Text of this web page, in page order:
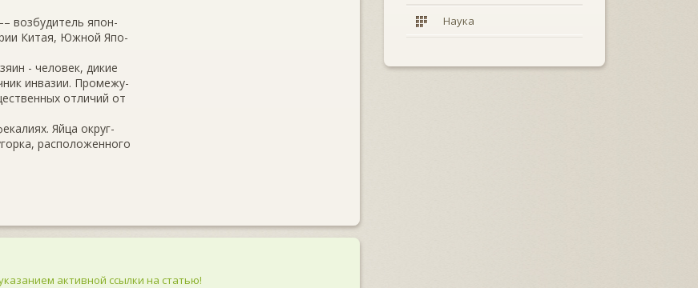
возбудитель япон-
Китая, Южной Япо-
- человек, дикие
инвазии. Промежу-
отличий от
Яйца округ-
расположенного
активной ссылки на статью!
Наука